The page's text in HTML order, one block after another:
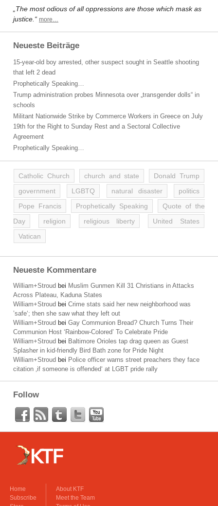
„The most odious of all oppressions are those which mask as
justice.“ more…
Neueste Beiträge
15-year-old boy arrested, other suspect sought in Seattle shooting
that left 2 dead
Prophetically Speaking…
Trump administration probes Minnesota over „transgender dolls“ in
schools
Militant Nationwide Strike by Commerce Workers in Greece on July
19th for the Right to Sunday Rest and a Sectoral Collective
Agreement
Prophetically Speaking…
Catholic Church church and state
Donald Trump
government
LGBTQ natural disaster
politics
Pope Francis
Prophetically Speaking
Quote of the
Day
religion religious liberty
United States
Vatican
Neueste Kommentare
William+Stroud bei Muslim Gunmen Kill 31 Christians in Attacks
Across Plateau, Kaduna States
William+Stroud bei Crime stats said her new neighborhood was
’safe‘; then she saw what they left out
William+Stroud bei Gay Communion Bread? Church Turns Their
Communion Host ‘Rainbow-Colored’ To Celebrate Pride
William+Stroud bei Baltimore Orioles tap drag queen as Guest
Splasher in kid-friendly Bird Bath zone for Pride Night
William+Stroud bei Police officer warns street preachers they face
citation ‚if someone is offended‘ at LGBT pride rally
Follow
Home
Subscribe
About KTF
Meet the Team